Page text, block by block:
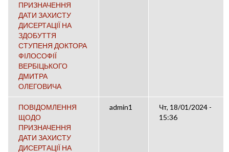
ПРИЗНАЧЕННЯ
ДАТИ ЗАХИСТУ
ДИСЕРТАЦІЇ НА
ЗДОБУТТЯ
СТУПЕНЯ ДОКТОРА
ФІЛОСОФІЇ
ВЕРБІЦЬКОГО
ДМИТРА
ОЛЕГОВИЧА
ПОВІДОМЛЕННЯ
ЩОДО
ПРИЗНАЧЕННЯ
ДАТИ ЗАХИСТУ
ДИСЕРТАЦІЇ НА
admin1
Чт, 18/01/2024 -
15:36